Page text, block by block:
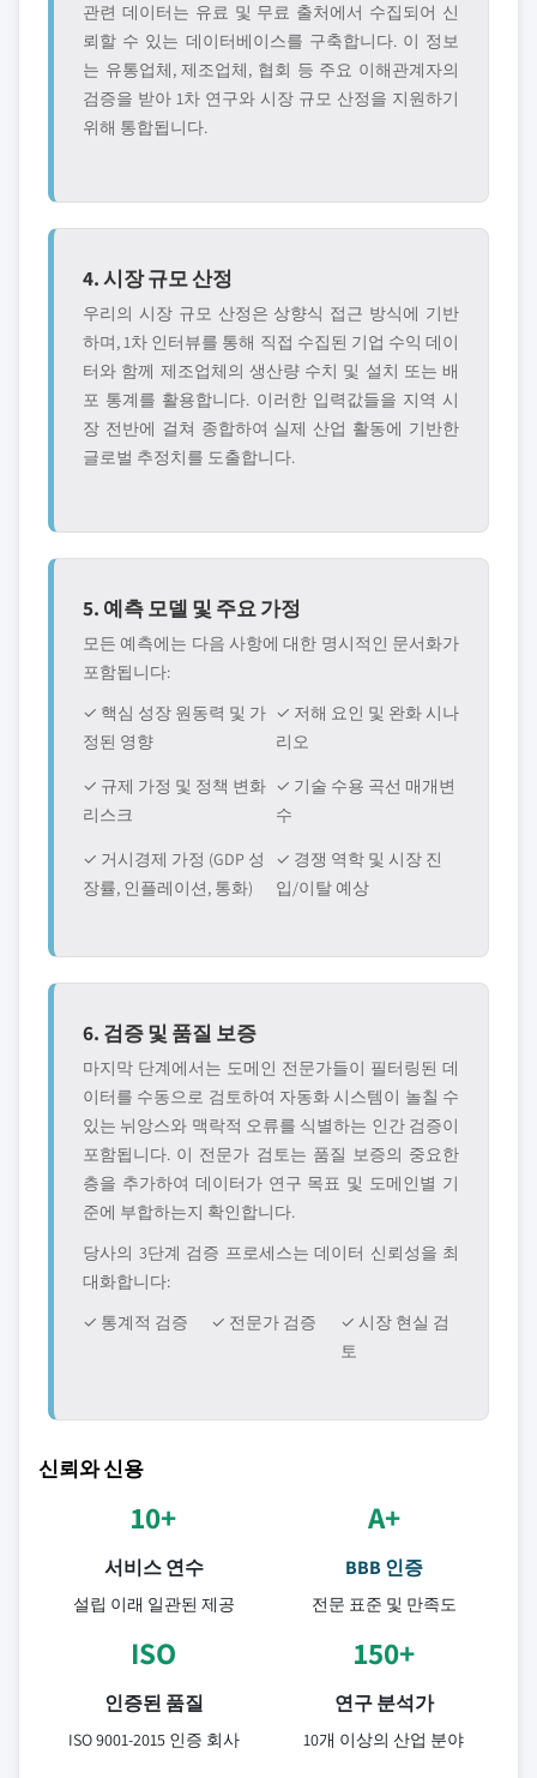
관련 데이터는 유료 및 무료 출처에서 수집되어 신
뢰할 수 있는 데이터베이스를 구축합니다. 이 정보
는 유통업체, 제조업체, 협회 등 주요 이해관계자의
검증을 받아 1차 연구와 시장 규모 산정을 지원하기
위해 통합됩니다.
4. 시장 규모 산정
우리의 시장 규모 산정은 상향식 접근 방식에 기반
하며, 1차 인터뷰를 통해 직접 수집된 기업 수익 데이
터와 함께 제조업체의 생산량 수치 및 설치 또는 배
포 통계를 활용합니다. 이러한 입력값들을 지역 시
장 전반에 걸쳐 종합하여 실제 산업 활동에 기반한
글로벌 추정치를 도출합니다.
5. 예측 모델 및 주요 가정
모든 예측에는 다음 사항에 대한 명시적인 문서화가
포함됩니다:
✓ 핵심 성장 원동력 및 가
정된 영향
✓ 저해 요인 및 완화 시나
리오
✓ 규제 가정 및 정책 변화
리스크
✓ 기술 수용 곡선 매개변
수
✓ 거시경제 가정 (GDP 성
장률, 인플레이션, 통화)
✓ 경쟁 역학 및 시장 진
입/이탈 예상
6. 검증 및 품질 보증
마지막 단계에서는 도메인 전문가들이 필터링된 데
이터를 수동으로 검토하여 자동화 시스템이 놀칠 수
있는 뉘앙스와 맥락적 오류를 식별하는 인간 검증이
포함됩니다. 이 전문가 검토는 품질 보증의 중요한
층을 추가하여 데이터가 연구 목표 및 도메인별 기
준에 부합하는지 확인합니다.
당사의 3단계 검증 프로세스는 데이터 신뢰성을 최
대화합니다:
✓ 통계적 검증
✓ 전문가 검증
✓ 시장 현실 검
토
신뢰와 신용
10+
서비스 연수
설립 이래 일관된 제공
A+
BBB 인증
전문 표준 및 만족도
ISO
인증된 품질
ISO 9001-2015 인증 회사
150+
연구 분석가
10개 이상의 산업 분야